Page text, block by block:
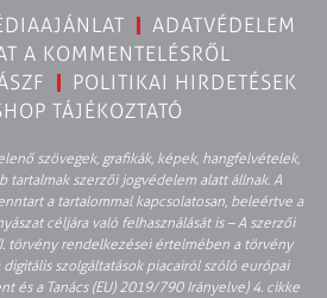
ADATVÉDELEM
A KOMMENTELÉSRŐL
POLITIKAI HIRDETÉSEK
TÁJÉKOZTATÓ
szövegek, grafikák, képek, hangfelvételek,
tartalmak szerzői jogvédelem alatt állnak. A
a tartalommal kapcsolatosan, beleértve a
céljára való felhasználását is – A szerzői
törvény rendelkezései értelmében a törvény
digitális szolgáltatások piacairól szóló európai
és a Tanács (EU) 2019/790 Irányelve) 4. cikke